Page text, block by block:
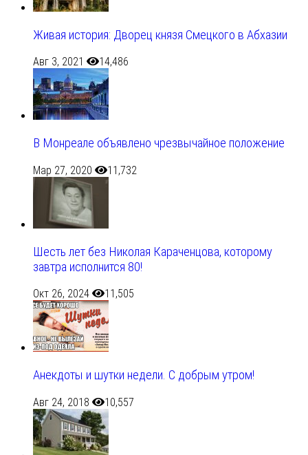
Живая история: Дворец князя Смецкого в Абхазии
Авг 3, 2021 14,486
В Монреале объявлено чрезвычайное положение
Мар 27, 2020 11,732
Шесть лет без Николая Караченцова, которому
завтра исполнится 80!
Окт 26, 2024 11,505
Анекдоты и шутки недели. С добрым утром!
Авг 24, 2018 10,557